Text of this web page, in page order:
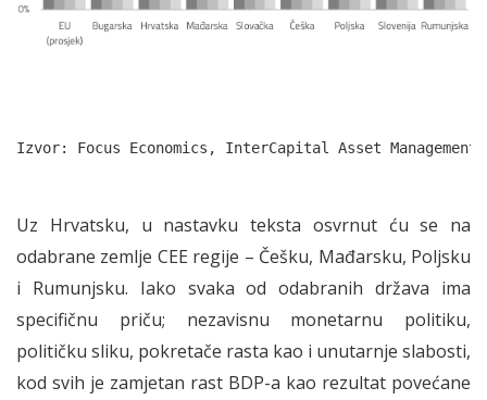
Uz Hrvatsku, u nastavku teksta osvrnut ću se na
odabrane zemlje CEE regije – Češku, Mađarsku, Poljsku
i Rumunjsku. Iako svaka od odabranih država ima
specifičnu priču; nezavisnu monetarnu politiku,
političku sliku, pokretače rasta kao i unutarnje slabosti,
kod svih je zamjetan rast BDP-a kao rezultat povećane